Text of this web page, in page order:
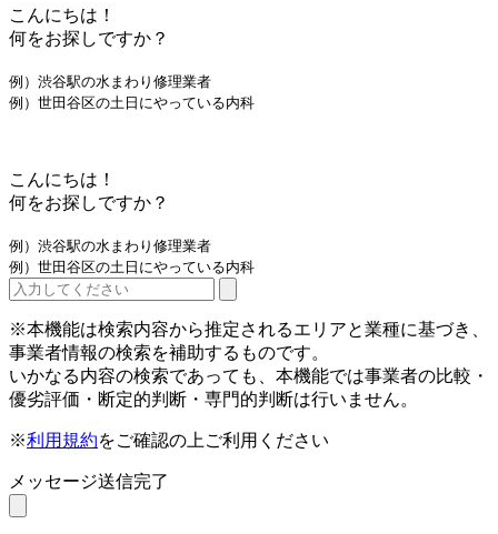
こんにちは！
何をお探しですか？
例）渋谷駅の水まわり修理業者
例）世田谷区の土日にやっている内科
こんにちは！
何をお探しですか？
例）渋谷駅の水まわり修理業者
例）世田谷区の土日にやっている内科
※本機能は検索内容から推定されるエリアと業種に基づき、
事業者情報の検索を補助するものです。
いかなる内容の検索であっても、本機能では事業者の比較・
優劣評価・断定的判断・専門的判断は行いません。
※利用規約をご確認の上ご利用ください
メッセージ送信完了